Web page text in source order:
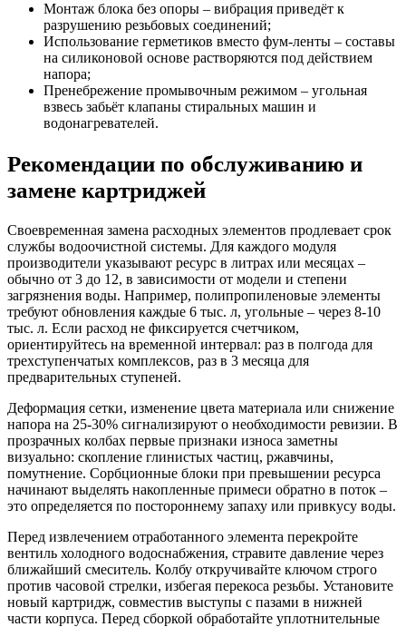
Монтаж блока без опоры – вибрация приведёт к
разрушению резьбовых соединений;
Использование герметиков вместо фум-ленты – составы
на силиконовой основе растворяются под действием
напора;
Пренебрежение промывочным режимом – угольная
взвесь забьёт клапаны стиральных машин и
водонагревателей.
Рекомендации по обслуживанию и
замене картриджей
Своевременная замена расходных элементов продлевает срок
службы водоочистной системы. Для каждого модуля
производители указывают ресурс в литрах или месяцах –
обычно от 3 до 12, в зависимости от модели и степени
загрязнения воды. Например, полипропиленовые элементы
требуют обновления каждые 6 тыс. л, угольные – через 8-10
тыс. л. Если расход не фиксируется счетчиком,
ориентируйтесь на временной интервал: раз в полгода для
трехступенчатых комплексов, раз в 3 месяца для
предварительных ступеней.
Деформация сетки, изменение цвета материала или снижение
напора на 25-30% сигнализируют о необходимости ревизии. В
прозрачных колбах первые признаки износа заметны
визуально: скопление глинистых частиц, ржавчины,
помутнение. Сорбционные блоки при превышении ресурса
начинают выделять накопленные примеси обратно в поток –
это определяется по постороннему запаху или привкусу воды.
Перед извлечением отработанного элемента перекройте
вентиль холодного водоснабжения, стравите давление через
ближайший смеситель. Колбу откручивайте ключом строго
против часовой стрелки, избегая перекоса резьбы. Установите
новый картридж, совместив выступы с пазами в нижней
части корпуса. Перед сборкой обработайте уплотнительные